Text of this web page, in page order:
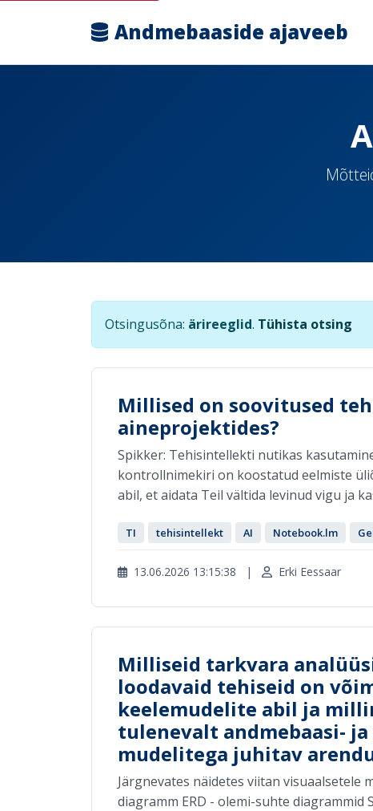
Andmebaaside ajaveeb
Otsingusõna: ärireeglid. Tühista otsing
Millised on soovitused
aineprojektides?
Spikker: Tehisintellekti nutikas
kontrollnimekiri on koostatud eelmiste
abil, et aidata Teil vältida levinud vigu ja
TI tehisintellekt AI Notebook.lm
13.06.2026 13:15:38 | Erki Eessaar
Milliseid tarkvara
loodavaid tehiseid on
keelemudelite abil ja
tulenevalt andmebaasi-
mudelitega juhitav
Järgnevates näidetes viitan visuaalsetele
diagramm ERD - olemi-suhte diagrammid